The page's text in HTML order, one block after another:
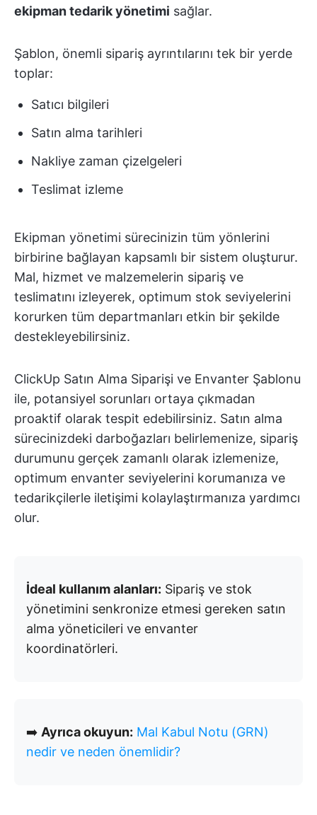
ekipman tedarik yönetimi sağlar.
Şablon, önemli sipariş ayrıntılarını tek bir yerde
toplar:
Satıcı bilgileri
Satın alma tarihleri
Nakliye zaman çizelgeleri
Teslimat izleme
Ekipman yönetimi sürecinizin tüm yönlerini
birbirine bağlayan kapsamlı bir sistem oluşturur.
Mal, hizmet ve malzemelerin sipariş ve
teslimatını izleyerek, optimum stok seviyelerini
korurken tüm departmanları etkin bir şekilde
destekleyebilirsiniz.
ClickUp Satın Alma Siparişi ve Envanter Şablonu
ile, potansiyel sorunları ortaya çıkmadan
proaktif olarak tespit edebilirsiniz. Satın alma
sürecinizdeki darboğazları belirlemenize, sipariş
durumunu gerçek zamanlı olarak izlemenize,
optimum envanter seviyelerini korumanıza ve
tedarikçilerle iletişimi kolaylaştırmanıza yardımcı
olur.
İdeal kullanım alanları: Sipariş ve stok
yönetimini senkronize etmesi gereken satın
alma yöneticileri ve envanter
koordinatörleri.
➡️ Ayrıca okuyun: Mal Kabul Notu (GRN)
nedir ve neden önemlidir?